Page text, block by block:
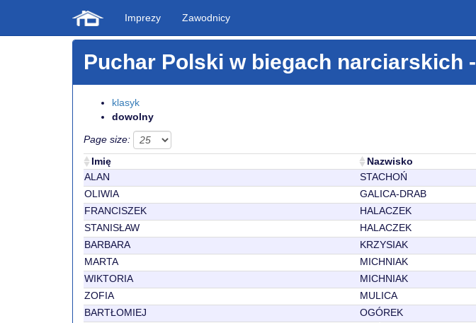
Imprezy Zawodnicy
Puchar Polski w biegach narciarskich
klasyk
dowolny
Page size:
Imię
Nazwisko
ALAN
STACHOŃ
OLIWIA
GALICA-DRAB
FRANCISZEK
HALACZEK
STANISŁAW
HALACZEK
BARBARA
KRZYSIAK
MARTA
MICHNIAK
WIKTORIA
MICHNIAK
ZOFIA
MULICA
BARTŁOMIEJ
OGÓREK